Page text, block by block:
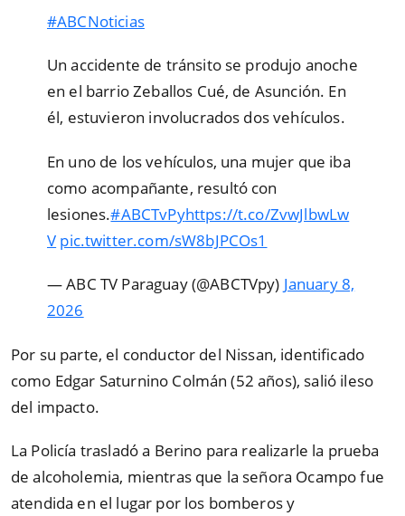
#ABCNoticias
Un accidente de tránsito se produjo anoche
en el barrio Zeballos Cué, de Asunción. En
él, estuvieron involucrados dos vehículos.
En uno de los vehículos, una mujer que iba
como acompañante, resultó con
lesiones.#ABCTvPyhttps://t.co/ZvwJlbwLw
V pic.twitter.com/sW8bJPCOs1
— ABC TV Paraguay (@ABCTVpy) January 8,
2026
Por su parte, el conductor del Nissan, identificado
como Edgar Saturnino Colmán (52 años), salió ileso
del impacto.
La Policía trasladó a Berino para realizarle la prueba
de alcoholemia, mientras que la señora Ocampo fue
atendida en el lugar por los bomberos y